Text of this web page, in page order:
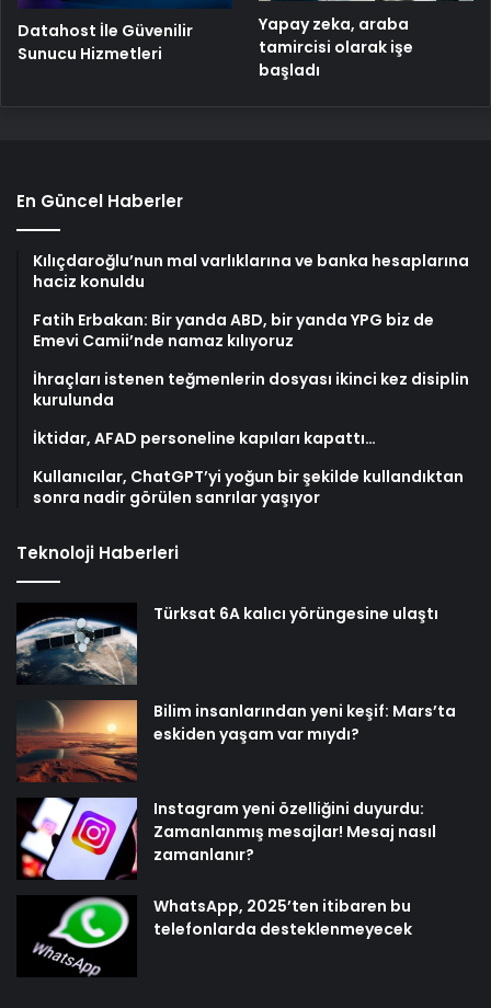
Datahost İle Güvenilir
Sunucu Hizmetleri
Yapay zeka, araba
tamircisi olarak işe
başladı
En Güncel Haberler
Kılıçdaroğlu’nun mal varlıklarına ve banka hesaplarına
haciz konuldu
Fatih Erbakan: Bir yanda ABD, bir yanda YPG biz de
Emevi Camii’nde namaz kılıyoruz
İhraçları istenen teğmenlerin dosyası ikinci kez disiplin
kurulunda
İktidar, AFAD personeline kapıları kapattı…
Kullanıcılar, ChatGPT’yi yoğun bir şekilde kullandıktan
sonra nadir görülen sanrılar yaşıyor
Teknoloji Haberleri
Türksat 6A kalıcı yörüngesine ulaştı
Bilim insanlarından yeni keşif: Mars’ta
eskiden yaşam var mıydı?
Instagram yeni özelliğini duyurdu:
Zamanlanmış mesajlar! Mesaj nasıl
zamanlanır?
WhatsApp, 2025’ten itibaren bu
telefonlarda desteklenmeyecek